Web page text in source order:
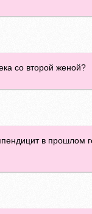
со второй женой?
в прошлом